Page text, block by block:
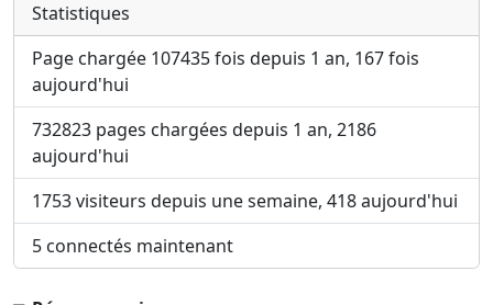
Statistiques
Page chargée 107435 fois depuis 1 an, 167 fois
aujourd'hui
732823 pages chargées depuis 1 an, 2186
aujourd'hui
1753 visiteurs depuis une semaine, 418 aujourd'hui
5 connectés maintenant